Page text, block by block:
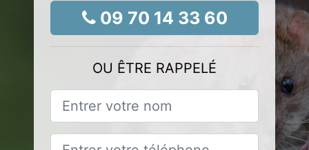
09 70 14 33 60
OU ÊTRE RAPPELÉ